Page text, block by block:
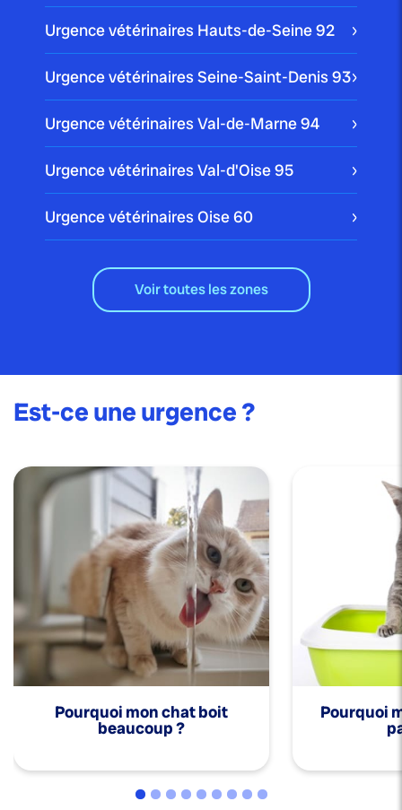
Urgence vétérinaires Hauts-de-Seine92
Urgence vétérinaires Seine-Saint-Denis93
Urgence vétérinaires Val-de-Marne94
Urgence vétérinaires Val-d'Oise95
Urgence vétérinaires Oise60
Voir toutes les zones
Est-ce une urgence ?
Pourquoi mon chat boit
beaucoup ?
Pourquoi